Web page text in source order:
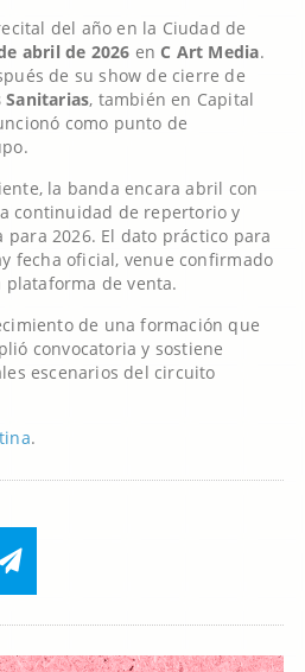
del año en la Ciudad de
abril de 2026 en C Art Media.
de su show de cierre de
Sanitarias, también en Capital
como punto de
la banda encara abril con
continuidad de repertorio y
2026. El dato práctico para
fecha oficial, venue confirmado
de venta.
de una formación que
convocatoria y sostiene
escenarios del circuito
.